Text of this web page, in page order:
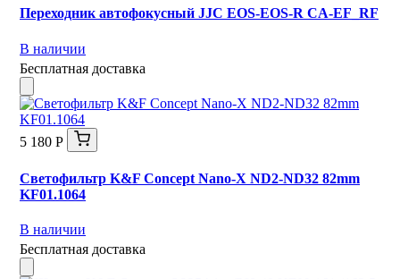
Переходник автофокусный JJC EOS-EOS-R CA-EF_RF
В наличии
Бесплатная доставка
5 180 Р
Светофильтр K&F Concept Nano-X ND2-ND32 82mm
KF01.1064
В наличии
Бесплатная доставка